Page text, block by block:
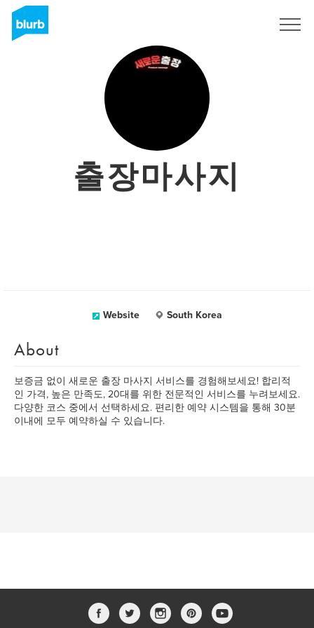
출장마사지
Website South Korea
About
보증금 없이 새로운 출장 마사지 서비스를 경험해보세요! 합리적
인 가격, 높은 만족도, 20대를 위한 전문적인 서비스를 누려보세요.
다양한 코스 중에서 선택하세요. 편리한 예약 시스템을 통해 30분
이내에 모두 예약하실 수 있습니다.